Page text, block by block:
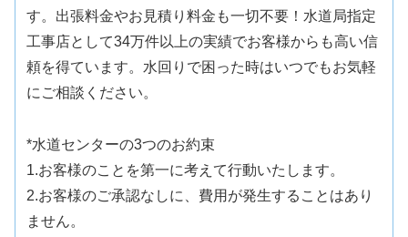
す。出張料金やお見積り料金も一切不要！水道局指定
工事店として34万件以上の実績でお客様からも高い信
頼を得ています。水回りで困った時はいつでもお気軽
にご相談ください。
*水道センターの3つのお約束
1.お客様のことを第一に考えて行動いたします。
2.お客様のご承認なしに、費用が発生することはあり
ません。